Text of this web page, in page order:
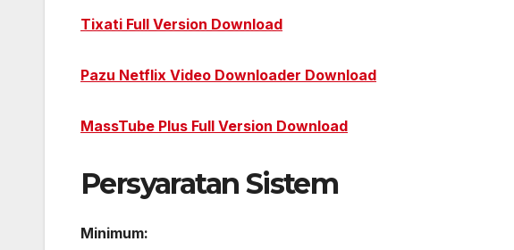
Tixati Full Version Download
Pazu Netflix Video Downloader Download
MassTube Plus Full Version Download
Persyaratan Sistem
Minimum: